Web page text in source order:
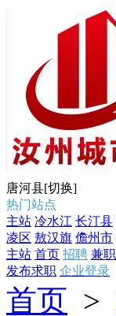
唐河县[切换]
热门站点
主站 冷水江 长汀县
凌区 敖汉旗 儋州市
主站 首页 招聘 兼职
发布求职 企业登录
首页 >